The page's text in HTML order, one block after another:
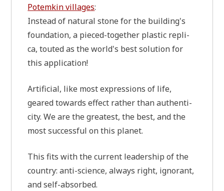
Potem­kin vil­la­ges:
Instead of natu­ral stone for the building's
foun­da­ti­on, a pie­ced-tog­e­ther pla­stic repli­
ca, tou­ted as the world's best solu­ti­on for
this application!
Arti­fi­ci­al, like most expres­si­ons of life,
geared towards effect rather than authen­ti­
ci­ty. We are the grea­test, the best, and the
most suc­cessful on this planet.
This fits with the cur­rent lea­der­ship of the
coun­try: anti-sci­ence, always right, igno­rant,
and self-absorbed.